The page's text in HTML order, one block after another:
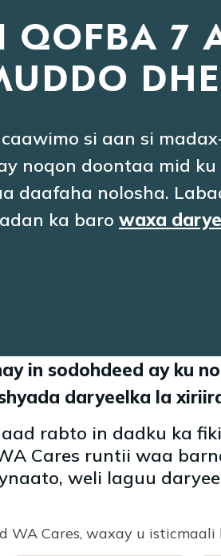
7
si aan si
noqon doontaa mid
daafaha nolosha.
ka baro waxa
in sodohdeed ay ku
daryeelka la
rabto in dadku ka
Cares runtii waa
weli laguu
WA Cares, waxay u